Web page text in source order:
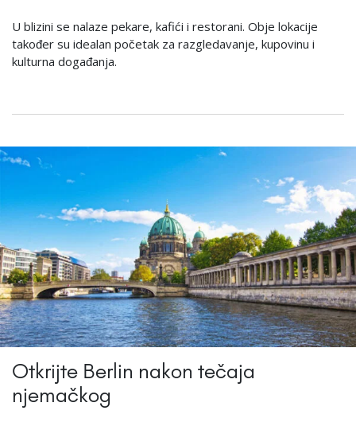
U blizini se nalaze pekare, kafići i restorani. Obje lokacije
također su idealan početak za razgledavanje, kupovinu i
kulturna događanja.
Otkrijte Berlin nakon tečaja
njemačkog